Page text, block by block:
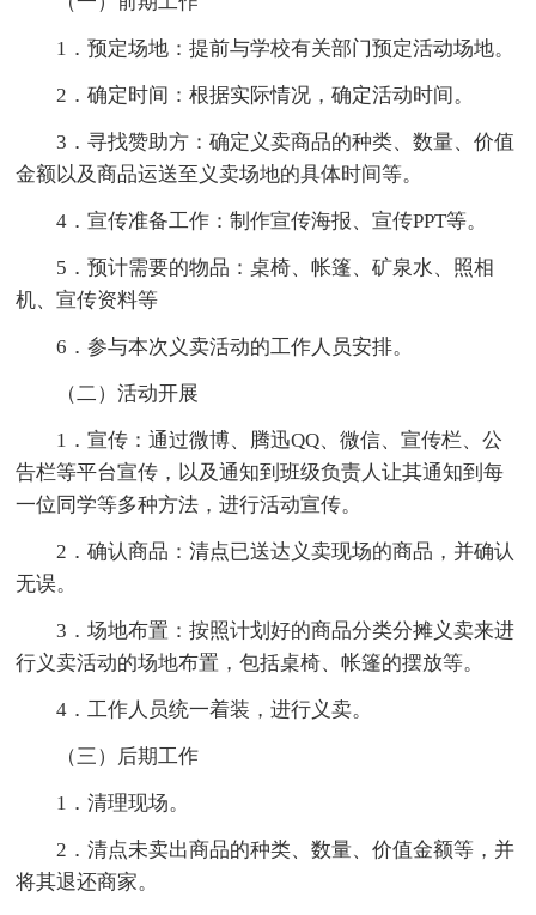
1．预定场地：提前与学校有关部门预定活动场地。
2．确定时间：根据实际情况，确定活动时间。
3．寻找赞助方：确定义卖商品的种类、数量、价值
金额以及商品运送至义卖场地的具体时间等。
4．宣传准备工作：制作宣传海报、宣传PPT等。
5．预计需要的物品：桌椅、帐篷、矿泉水、照相
机、宣传资料等
6．参与本次义卖活动的工作人员安排。
（二）活动开展
1．宣传：通过微博、腾迅QQ、微信、宣传栏、公
告栏等平台宣传，以及通知到班级负责人让其通知到每
一位同学等多种方法，进行活动宣传。
2．确认商品：清点已送达义卖现场的商品，并确认
无误。
3．场地布置：按照计划好的商品分类分摊义卖来进
行义卖活动的场地布置，包括桌椅、帐篷的摆放等。
4．工作人员统一着装，进行义卖。
（三）后期工作
1．清理现场。
2．清点未卖出商品的种类、数量、价值金额等，并
将其退还商家。